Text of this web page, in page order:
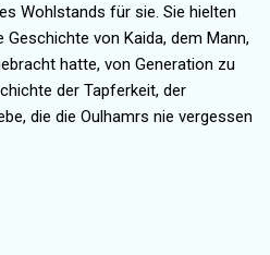
Wohlstands für sie. Sie hielten
Geschichte von Kaida, dem Mann,
hatte, von Generation zu
der Tapferkeit, der
die die Oulhamrs nie vergessen